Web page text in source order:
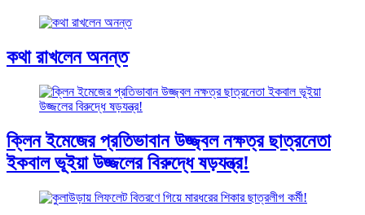
কথা রাখলেন অনন্ত
ক্লিন ইমেজের প্রতিভাবান উজ্জ্বল নক্ষত্র ছাত্রনেতা
ইকবাল ভূইয়া উজ্জলের বিরুদ্ধে ষড়যন্ত্র!